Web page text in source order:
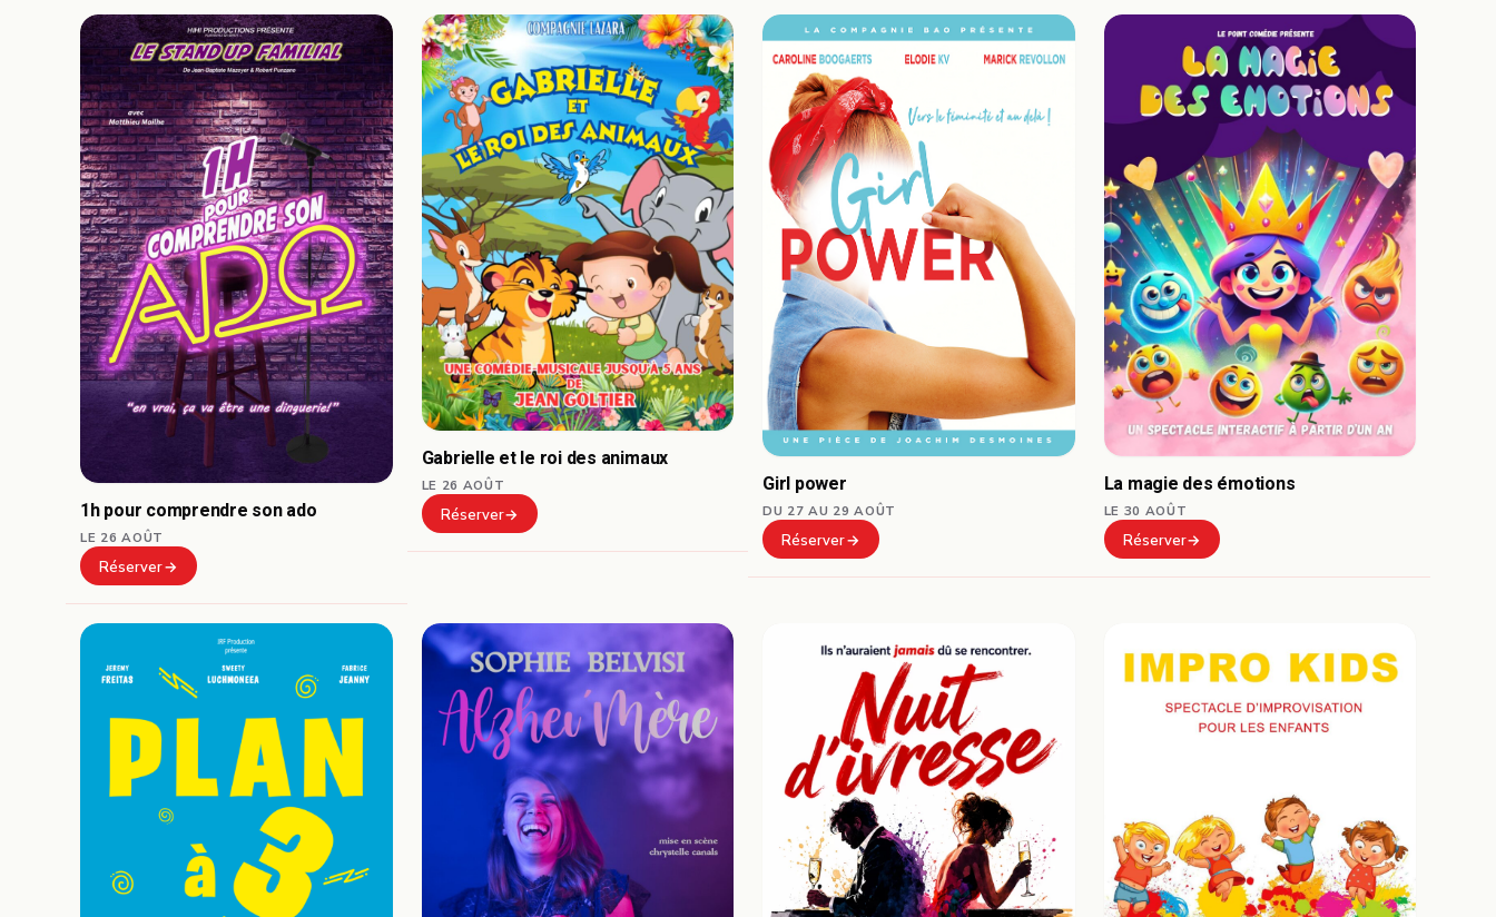
1h pour comprendre son ado
LE 26 AOÛT
Réserver
Gabrielle et le roi des animaux
LE 26 AOÛT
Réserver
Girl power
DU 27 AU 29 AOÛT
Réserver
La magie des émotions
LE 30 AOÛT
Réserver